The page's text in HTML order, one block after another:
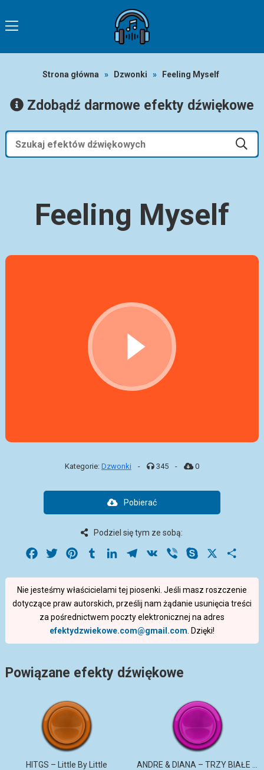
Strona główna » Dzwonki » Feeling Myself
Zdobądź darmowe efekty dźwiękowe
Feeling Myself
Kategorie: Dzwonki - 345 - 0
Pobierać
Podziel się tym ze sobą:
Facebook
Twitter PinterestTumblrLinkedInTelegram
VK Viber Skype
Nie jesteśmy właścicielami tej piosenki. Jeśli masz roszczenie
dotyczące praw autorskich, prześlij nam żądanie usunięcia treści
za pośrednictwem poczty elektronicznej na adres
efektydzwiekowe.com@gmail.com . Dzięki!
Powiązane efekty dźwiękowe
HITGS – Little By Little